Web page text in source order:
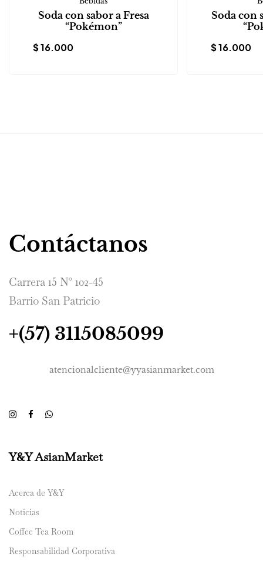
Soda con sabor a Fresa
“Pokémon”
$16.000
Soda con
$16.000
Contáctanos
Carrera 15 N° 102-45
Barrio San Patricio
+(57) 3115085099
atencionalcliente@yyasianmarket.com
Y&Y AsianMarket
Acerca de Y&Y
Noticias
Coffee Tea Room
Responsabilidad Corporativa